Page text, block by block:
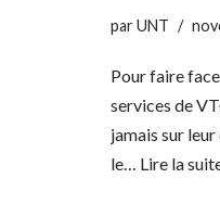
parUNT
Pour faire
services de
jamais sur
le… Lire la